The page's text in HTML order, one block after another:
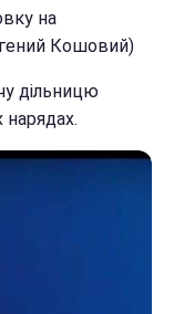
на
Кошовий)
дільницю
нарядах.